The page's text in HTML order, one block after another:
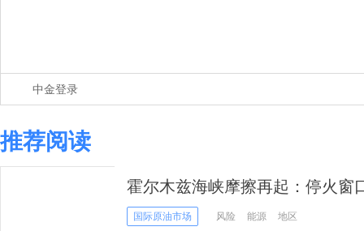
中金登录
推荐阅读
霍尔木兹海峡摩擦再起：停火窗
国际原油市场 风险 能源 地区